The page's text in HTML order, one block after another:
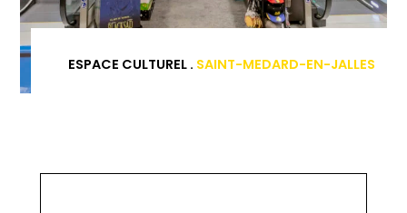
ESPACE CULTUREL . SAINT-MEDARD-EN-JALLES